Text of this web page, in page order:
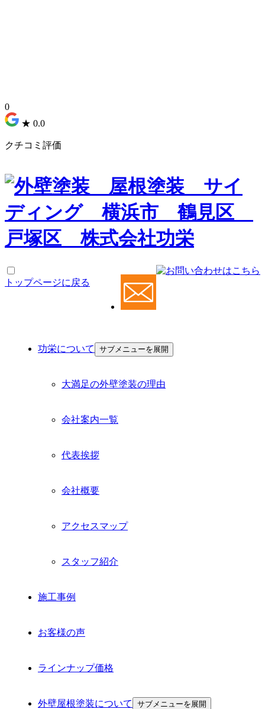
0
★ 0.0
クチコミ評価
功栄について サブメニューを展開
大満足の外壁塗装の理由
会社案内一覧
代表挨拶
会社概要
アクセスマップ
スタッフ紹介
施工事例
お客様の声
ラインナップ価格
外壁屋根塗装について サブメニューを展開
トップページに戻る